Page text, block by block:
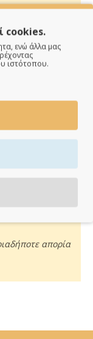
1 - 2 εργάσιμες
ή κατάθεση
απορία
cookies.
ενώ άλλα μας
ιστότοπου.